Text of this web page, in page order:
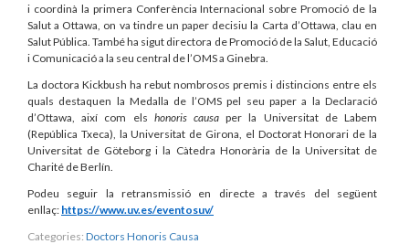
i coordinà la primera Conferència Internacional sobre Promoció de la
Salut a Ottawa, on va tindre un paper decisiu la Carta d’Ottawa, clau en
Salut Pública. També ha sigut directora de Promoció de la Salut, Educació
i Comunicació a la seu central de l’OMS a Ginebra.
La doctora Kickbush ha rebut nombrosos premis i distincions entre els
quals destaquen la Medalla de l’OMS pel seu paper a la Declaració
d’Ottawa, així com els honoris causa per la Universitat de Labem
(República Txeca), la Universitat de Girona, el Doctorat Honorari de la
Universitat de Göteborg i la Càtedra Honorària de la Universitat de
Charité de Berlín.
Podeu seguir la retransmissió en directe a través del següent
enllaç: https://www.uv.es/eventosuv/
Categories: Doctors Honoris Causa